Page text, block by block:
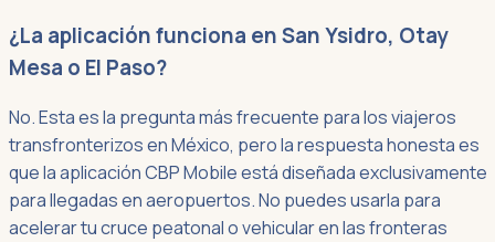
¿La aplicación funciona en San Ysidro, Otay
Mesa o El Paso?
No. Esta es la pregunta más frecuente para los viajeros
transfronterizos en México, pero la respuesta honesta es
que la aplicación CBP Mobile está diseñada exclusivamente
para llegadas en aeropuertos. No puedes usarla para
acelerar tu cruce peatonal o vehicular en las fronteras